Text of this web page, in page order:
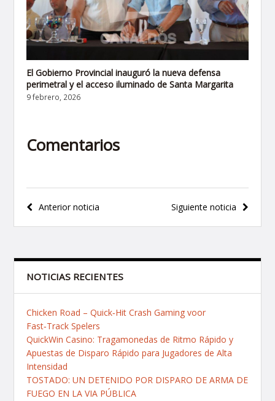
El Gobierno Provincial inauguró la nueva defensa
perimetral y el acceso iluminado de Santa Margarita
9 febrero, 2026
Comentarios
Navegación
de
Siguiente noticia
Anterior noticia
NOTICIAS RECIENTES
Chicken Road – Quick‑Hit Crash Gaming voor
Fast‑Track Spelers
QuickWin Casino: Tragamonedas de Ritmo Rápido y
Apuestas de Disparo Rápido para Jugadores de Alta
Intensidad
TOSTADO: UN DETENIDO POR DISPARO DE ARMA DE
FUEGO EN LA VIA PÚBLICA